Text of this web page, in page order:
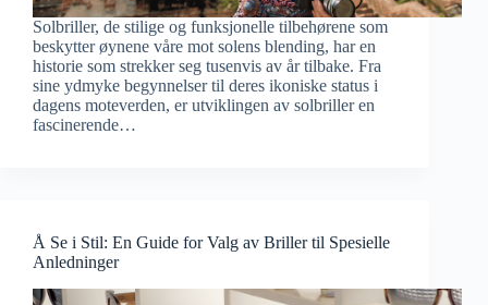
Solbriller, de stilige og funksjonelle tilbehørene som
beskytter øynene våre mot solens blending, har en
historie som strekker seg tusenvis av år tilbake. Fra
sine ydmyke begynnelser til deres ikoniske status i
dagens moteverden, er utviklingen av solbriller en
fascinerende…
Å Se i Stil: En Guide for Valg av Briller til Spesielle
Anledninger